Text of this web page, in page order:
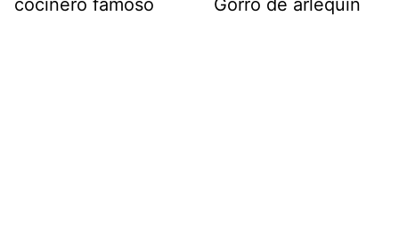
cocinero famoso
Gorro de arlequín